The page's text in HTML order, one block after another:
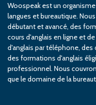
Woospeak est un
langues et bureautique.
débutant et avancé, des
cours d'anglais en ligne et
d'anglais par téléphone, des
des formations d'anglais
professionnel. Nous
que le domaine de la